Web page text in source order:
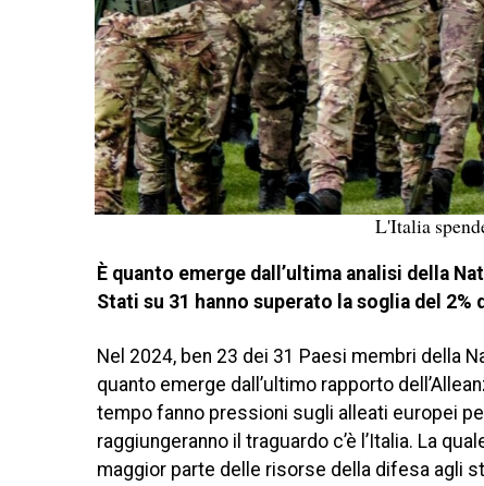
L'Italia
È quanto emerge dall’ultima analisi della
Stati su 31 hanno superato la soglia del 2%
Nel 2024, ben 23 dei 31 Paesi membri della
quanto emerge dall’ultimo rapporto
tempo fanno pressioni sugli alleati europei
raggiungeranno il traguardo c’è l’Italia. La
maggior parte delle risorse della difesa agli